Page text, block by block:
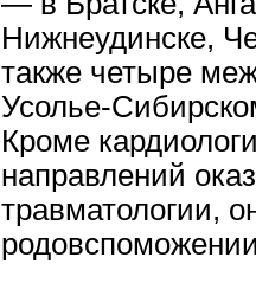
Нижнеудинске,
также четыре
Усолье-
Кроме
направлений
травматологии,